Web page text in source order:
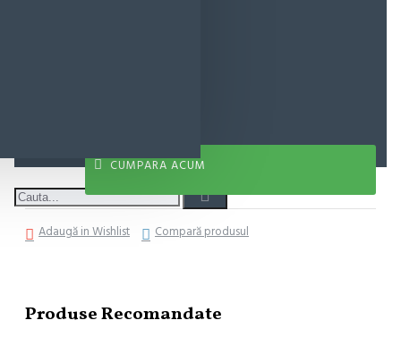
CUMPARA ACUM
Adaugă in Wishlist Compară produsul
Produse Recomandate